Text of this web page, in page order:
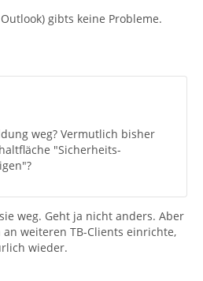
gibts keine Probleme.
weg? Vermutlich bisher
"Sicherheits-
weg. Geht ja nicht anders. Aber
weiteren TB-Clients einrichte,
wieder.